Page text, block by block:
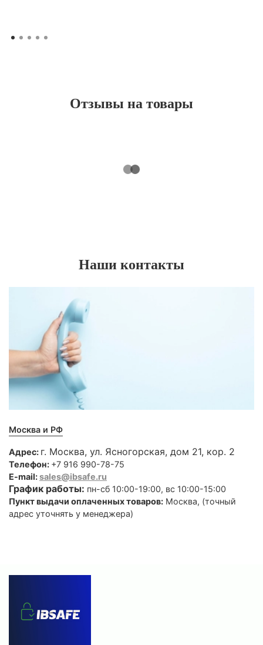
Отзывы на товары
Наши контакты
Москва и РФ
Адрес: г. Москва, ул. Ясногорская, дом 21, кор. 2
Телефон: +7 916 990-78-75
E-mail:sales@ibsafe.ru
График работы: пн-сб 10:00-19:00, вс 10:00-15:00
Пункт выдачи оплаченных товаров: Москва, (точный
адрес уточнять у менеджера)